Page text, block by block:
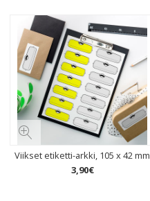
Viikset etiketti-arkki, 105 x 42 mm
3,90€